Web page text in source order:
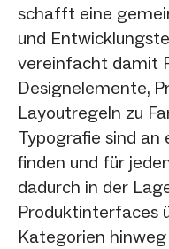
schafft eine
und
vereinfacht damit
Designelemente,
Layoutregeln zu
Typografie sind an
finden und für
dadurch in der
Produktinterfaces
Kategorien